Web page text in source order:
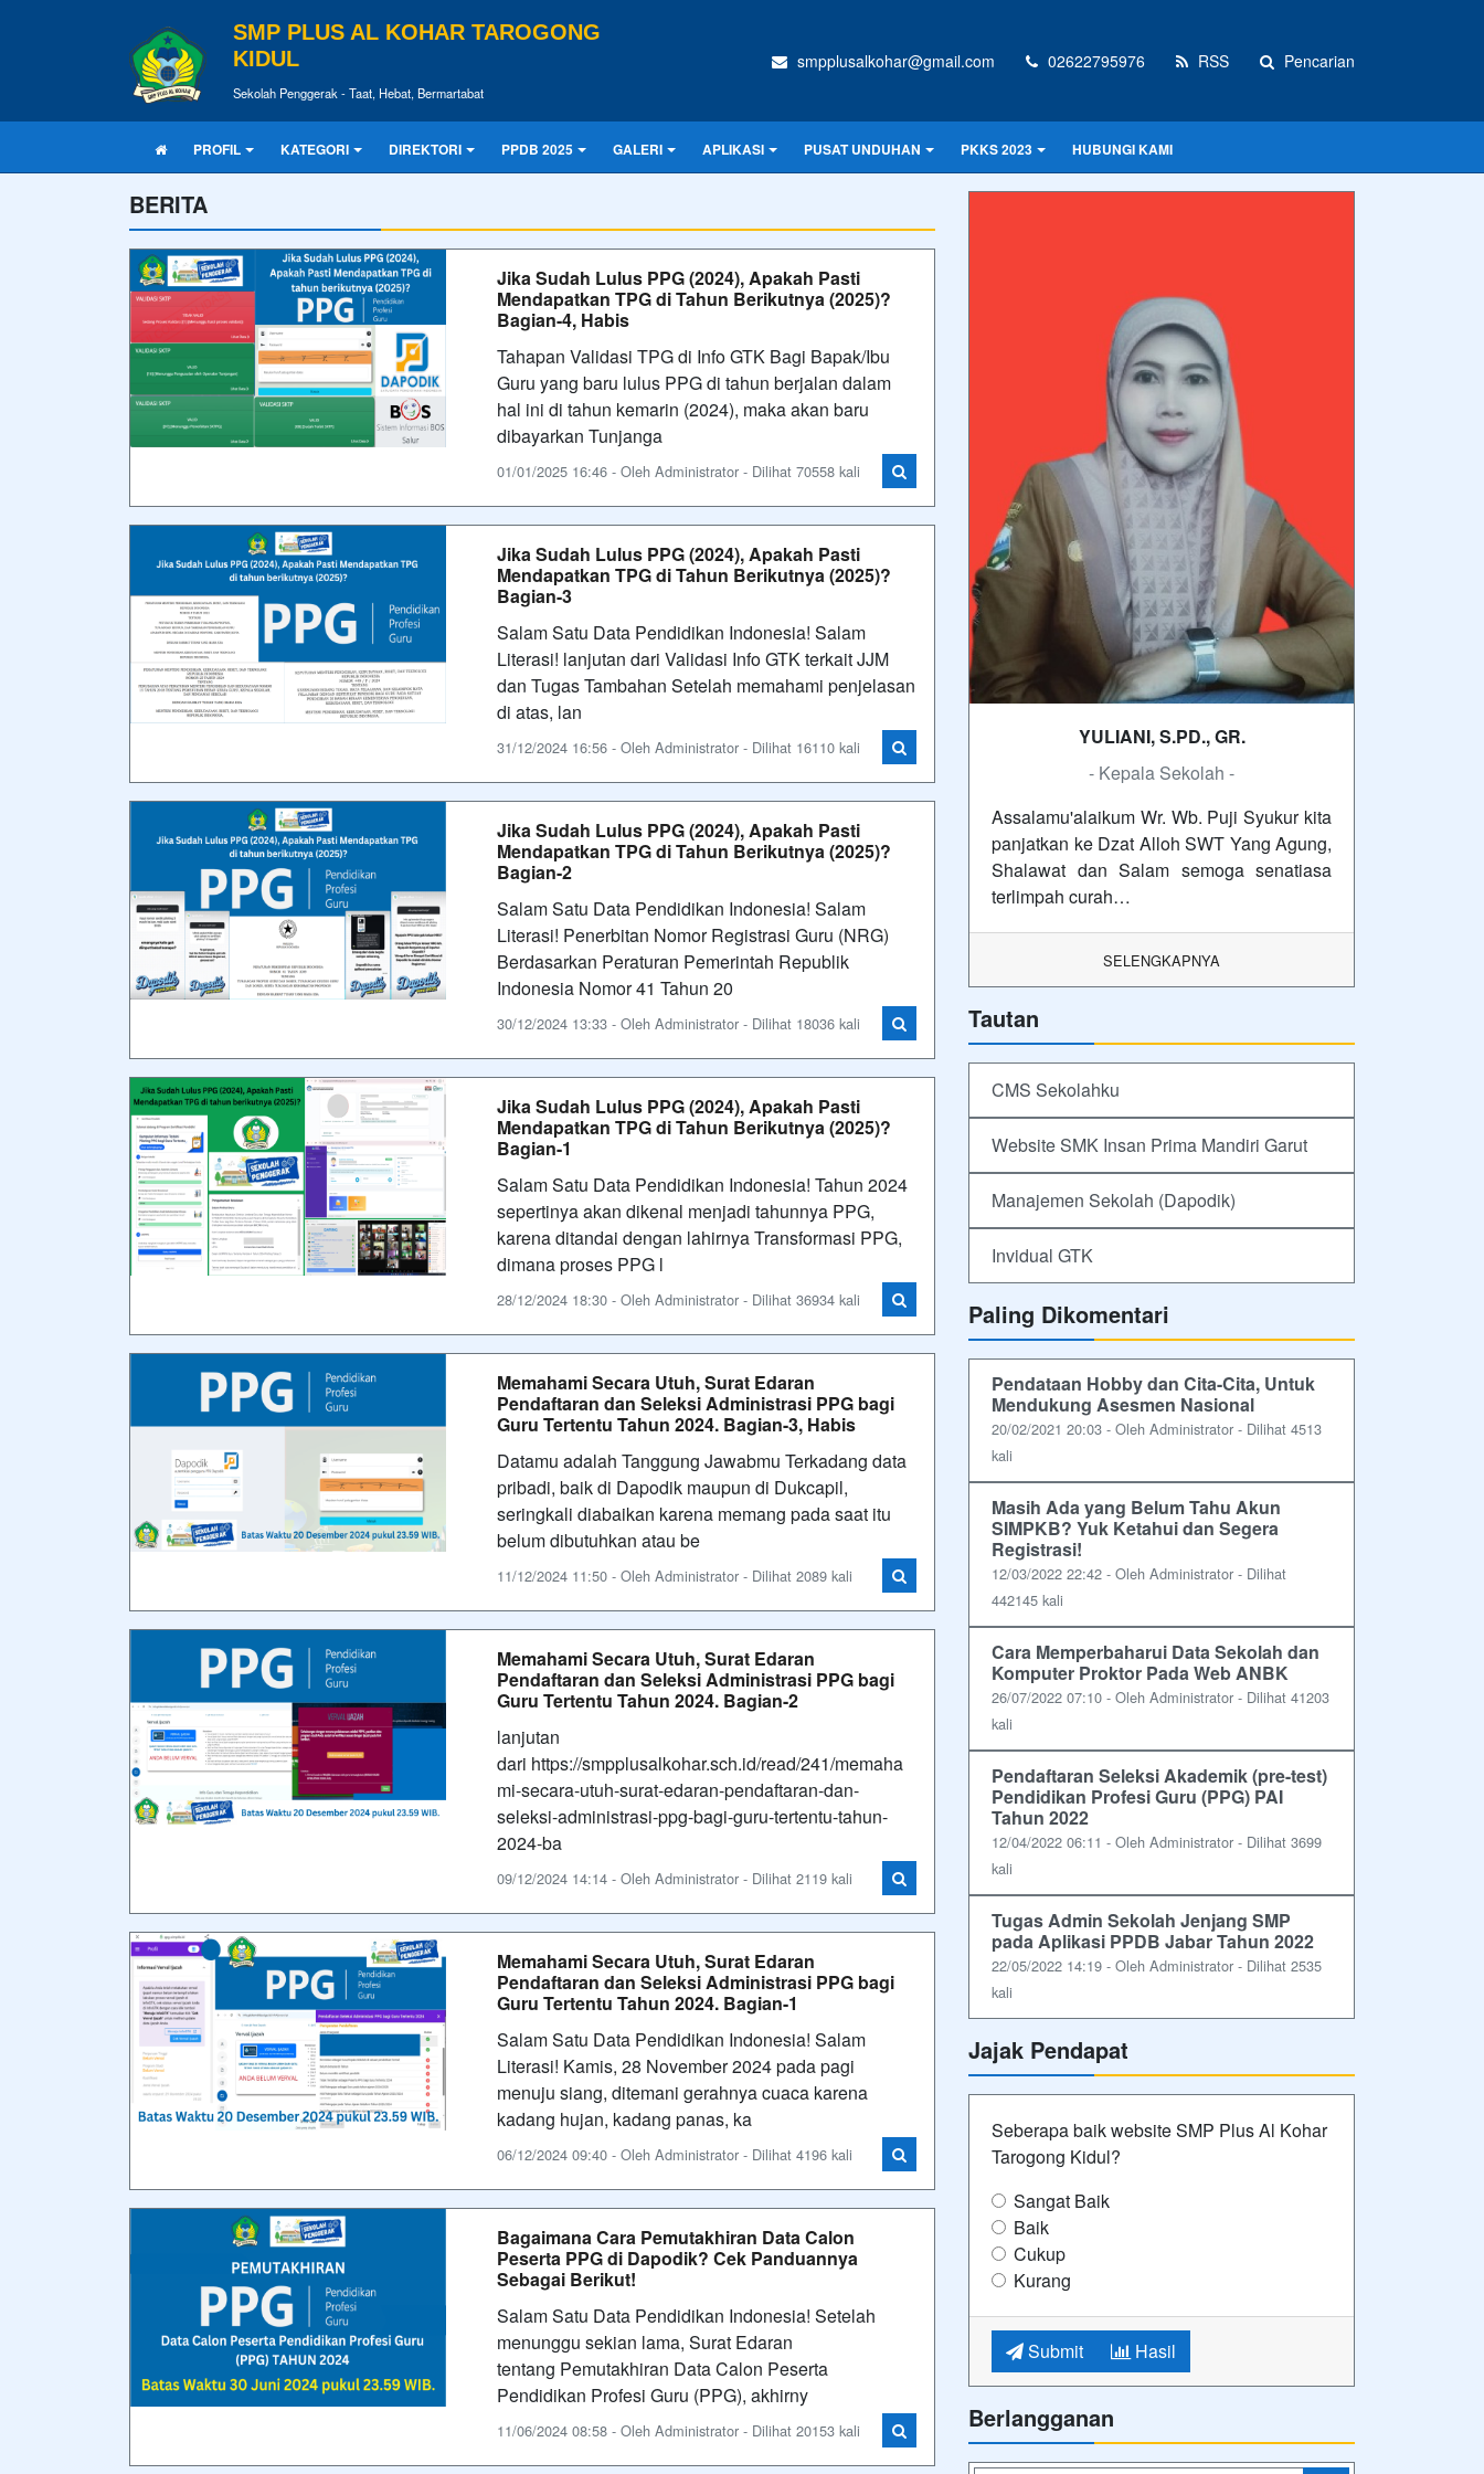
SMP PLUS AL KOHAR TAROGONG
KIDUL
Sekolah Penggerak - Taat, Hebat, Bermartabat
smpplusalkohar@gmail.com 02622795976 RSS Pencarian
PROFIL KATEGORI DIREKTORI PPDB 2025 GALERI APLIKASI PUSAT UNDUHAN PKKS 2023 HUBUNGI KAMI
BERITA
Jika Sudah Lulus PPG (2024), Apakah Pasti
Mendapatkan TPG di Tahun Berikutnya (2025)?
Bagian-4, Habis
Tahapan Validasi TPG di Info GTK Bagi Bapak/Ibu
Guru yang baru lulus PPG di tahun berjalan dalam
hal ini di tahun kemarin (2024), maka akan baru
dibayarkan Tunjanga
01/01/2025 16:46 - Oleh Administrator - Dilihat 70558 kali
Jika Sudah Lulus PPG (2024), Apakah Pasti
Mendapatkan TPG di Tahun Berikutnya (2025)?
Bagian-3
Salam Satu Data Pendidikan Indonesia! Salam
Literasi! lanjutan dari Validasi Info GTK terkait JJM
dan Tugas Tambahan Setelah memahami penjelasan
di atas, lan
31/12/2024 16:56 - Oleh Administrator - Dilihat 16110 kali
Jika Sudah Lulus PPG (2024), Apakah Pasti
Mendapatkan TPG di Tahun Berikutnya (2025)?
Bagian-2
Salam Satu Data Pendidikan Indonesia! Salam
Literasi! Penerbitan Nomor Registrasi Guru (NRG)
Berdasarkan Peraturan Pemerintah Republik
Indonesia Nomor 41 Tahun 20
30/12/2024 13:33 - Oleh Administrator - Dilihat 18036 kali
Jika Sudah Lulus PPG (2024), Apakah Pasti
Mendapatkan TPG di Tahun Berikutnya (2025)?
Bagian-1
Salam Satu Data Pendidikan Indonesia! Tahun 2024
sepertinya akan dikenal menjadi tahunnya PPG,
karena ditandai dengan lahirnya Transformasi PPG,
dimana proses PPG l
28/12/2024 18:30 - Oleh Administrator - Dilihat 36934 kali
Memahami Secara Utuh, Surat Edaran
Pendaftaran dan Seleksi Administrasi PPG bagi
Guru Tertentu Tahun 2024. Bagian-3, Habis
Datamu adalah Tanggung Jawabmu Terkadang data
pribadi, baik di Dapodik maupun di Dukcapil,
seringkali diabaikan karena memang pada saat itu
belum dibutuhkan atau be
11/12/2024 11:50 - Oleh Administrator - Dilihat 2089 kali
Memahami Secara Utuh, Surat Edaran
Pendaftaran dan Seleksi Administrasi PPG bagi
Guru Tertentu Tahun 2024. Bagian-2
lanjutan
dari https://smpplusalkohar.sch.id/read/241/memaha
mi-secara-utuh-surat-edaran-pendaftaran-dan-
seleksi-administrasi-ppg-bagi-guru-tertentu-tahun-
2024-ba
09/12/2024 14:14 - Oleh Administrator - Dilihat 2119 kali
Memahami Secara Utuh, Surat Edaran
Pendaftaran dan Seleksi Administrasi PPG bagi
Guru Tertentu Tahun 2024. Bagian-1
Salam Satu Data Pendidikan Indonesia! Salam
Literasi! Kamis, 28 November 2024 pada pagi
menuju siang, ditemani gerahnya cuaca karena
kadang hujan, kadang panas, ka
06/12/2024 09:40 - Oleh Administrator - Dilihat 4196 kali
Bagaimana Cara Pemutakhiran Data Calon
Peserta PPG di Dapodik? Cek Panduannya
Sebagai Berikut!
Salam Satu Data Pendidikan Indonesia! Setelah
menunggu sekian lama, Surat Edaran
tentang Pemutakhiran Data Calon Peserta
Pendidikan Profesi Guru (PPG), akhirny
11/06/2024 08:58 - Oleh Administrator - Dilihat 20153 kali
YULIANI, S.PD., GR.
- Kepala Sekolah -
Assalamu'alaikum Wr. Wb. Puji Syukur kita
panjatkan ke Dzat Alloh SWT Yang Agung,
Shalawat dan Salam semoga senatiasa
terlimpah curah…
SELENGKAPNYA
Tautan
CMS Sekolahku
Website SMK Insan Prima Mandiri Garut
Manajemen Sekolah (Dapodik)
Invidual GTK
Paling Dikomentari
Pendataan Hobby dan Cita-Cita, Untuk
Mendukung Asesmen Nasional
20/02/2021 20:03 - Oleh Administrator - Dilihat 4513
kali
Masih Ada yang Belum Tahu Akun
SIMPKB? Yuk Ketahui dan Segera
Registrasi!
12/03/2022 22:42 - Oleh Administrator - Dilihat
442145 kali
Cara Memperbaharui Data Sekolah dan
Komputer Proktor Pada Web ANBK
26/07/2022 07:10 - Oleh Administrator - Dilihat 41203
kali
Pendaftaran Seleksi Akademik (pre-test)
Pendidikan Profesi Guru (PPG) PAI
Tahun 2022
12/04/2022 06:11 - Oleh Administrator - Dilihat 3699
kali
Tugas Admin Sekolah Jenjang SMP
pada Aplikasi PPDB Jabar Tahun 2022
22/05/2022 14:19 - Oleh Administrator - Dilihat 2535
kali
Jajak Pendapat
Seberapa baik website SMP Plus Al Kohar
Tarogong Kidul?
Sangat Baik
Baik
Cukup
Kurang
Submit Hasil
Berlangganan